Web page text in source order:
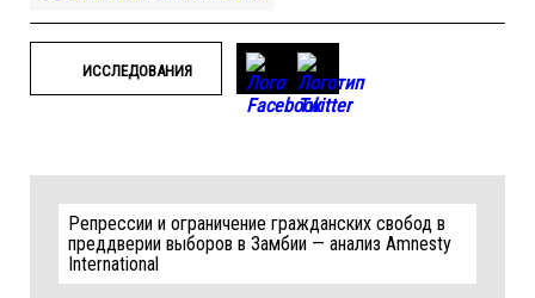
ИССЛЕДОВАНИЯ
Репрессии и ограничение гражданских свобод в
преддверии выборов в Замбии — анализ Amnesty
International